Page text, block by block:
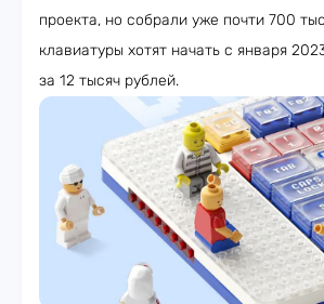
проекта, но собрали уже почти 700
клавиатуры хотят начать с января
за 12 тысяч рублей.